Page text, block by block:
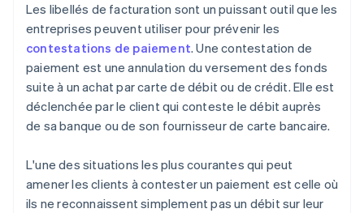
Les libellés de facturation sont un puissant outil que les
entreprises peuvent utiliser pour prévenir les
contestations de paiement. Une contestation de
paiement est une annulation du versement des fonds
suite à un achat par carte de débit ou de crédit. Elle est
déclenchée par le client qui conteste le débit auprès
de sa banque ou de son fournisseur de carte bancaire.
L'une des situations les plus courantes qui peut
amener les clients à contester un paiement est celle où
ils ne reconnaissent simplement pas un débit sur leur